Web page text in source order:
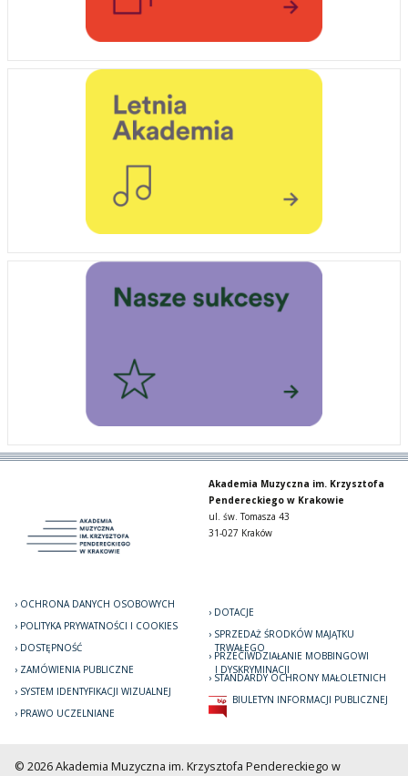
Akademia Muzyczna im. Krzysztofa
Pendereckiego w Krakowie
ul. św. Tomasza 43
31-027 Kraków
OCHRONA DANYCH OSOBOWYCH
POLITYKA PRYWATNOŚCI I COOKIES
DOSTĘPNOŚĆ
ZAMÓWIENIA PUBLICZNE
SYSTEM IDENTYFIKACJI WIZUALNEJ
PRAWO UCZELNIANE
DOTACJE
SPRZEDAŻ ŚRODKÓW MAJĄTKU
TRWAŁEGO
PRZECIWDZIAŁANIE MOBBINGOWI
I DYSKRYMINACJI
STANDARDY OCHRONY MAŁOLETNICH
BIULETYN INFORMACJI PUBLICZNEJ
© 2026 Akademia Muzyczna im. Krzysztofa Pendereckiego w